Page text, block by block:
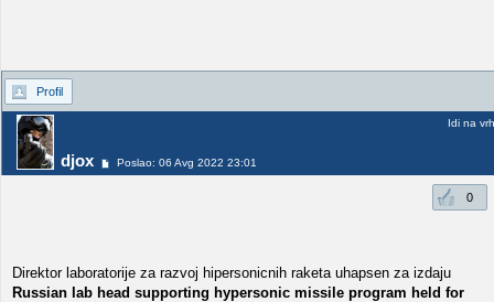
Profil
djox Poslao: 06 Avg 2022 23:01
Idi na vrh
0
Direktor laboratorije za razvoj hipersonicnih raketa uhapsen za izdaju
Russian lab head supporting hypersonic missile program held for